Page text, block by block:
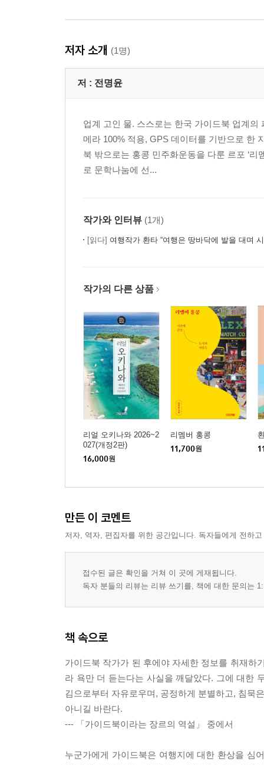
3장. 여행자의 인사법
#21 그가 듣고 싶어 하는 이야기를 하라 … 209
#22 상전벽해 … 221
저자 소개 (1명)
저 : 전명윤
업계 고인 물. 스스로는 한국 가이드북 업계
메라 100% 적용, GPS 데이터를 기반으로 한
북 밖으로는 홍콩 민주화운동을 다룬 르포 ‘리
로 문학나눔에 선...
작가와 인터뷰 (1개)
[읽다] 여행작가 환타 “여행은 땅바닥에 발을 대며
작가의 다른 상품
리얼 오키나와 2026~2
027(개정2판)
16,000원
리멤버 홍콩
11,700원
만든 이 코멘트
저자, 역자, 편집자를 위한 공간입니다. 독자들에게 전하
접수된 글은 확인을 거쳐 이 곳에 게재됩니다.
독자 분들의 리뷰는 리뷰 쓰기를, 책에 대한 문의는
책 속으로
가이드북 작가가 된 후에야 자세한 정보를 취재하
라 욕만 더 듣는다는 사실을 깨달았다. 그에 대한
김으로부터 자유로우며, 공정하게 분별하고, 침묵
아니길 바란다.
--- 「가이드북이라는 장르의 역설」 중에서
누군가에게 가이드북은 여행지에 대한 환상을 심